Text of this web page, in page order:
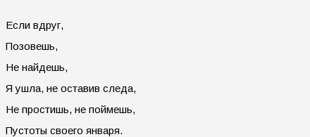
Если вдруг,
Позовешь,
Не найдешь,
Я ушла, не оставив следа,
Не простишь, не поймешь,
Пустоты своего января.